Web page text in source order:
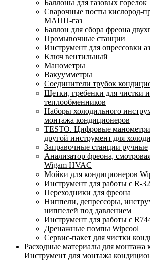
Баллоны для газовых горелок
Сварочные посты кислород-
МАПП-газ
Баллон для сбора фреона
Промывочные станции
Инструмент для опрессовки
Ключ вентильный
Манометры
Вакуумметры
Соединители трубок
Щетки, гребенки для чистки
теплообменников
Наборы холодильного
монтажа кондиционеров
TESTO. Цифровые
другой инструмент для
Заправочные станции ручные
Анализатор фреона,
Wigam HVAC
Мойки для кондиционеров
Инструмент для работы с R-32
Переходники для фреона
Ниппели, депрессоры,
ниппелей под давлением
Инструмент для работы с
Дренажные помпы Wipcool
Сервис-пакет для чистки
Расходные материалы для монтажа
Инструмент для монтажа